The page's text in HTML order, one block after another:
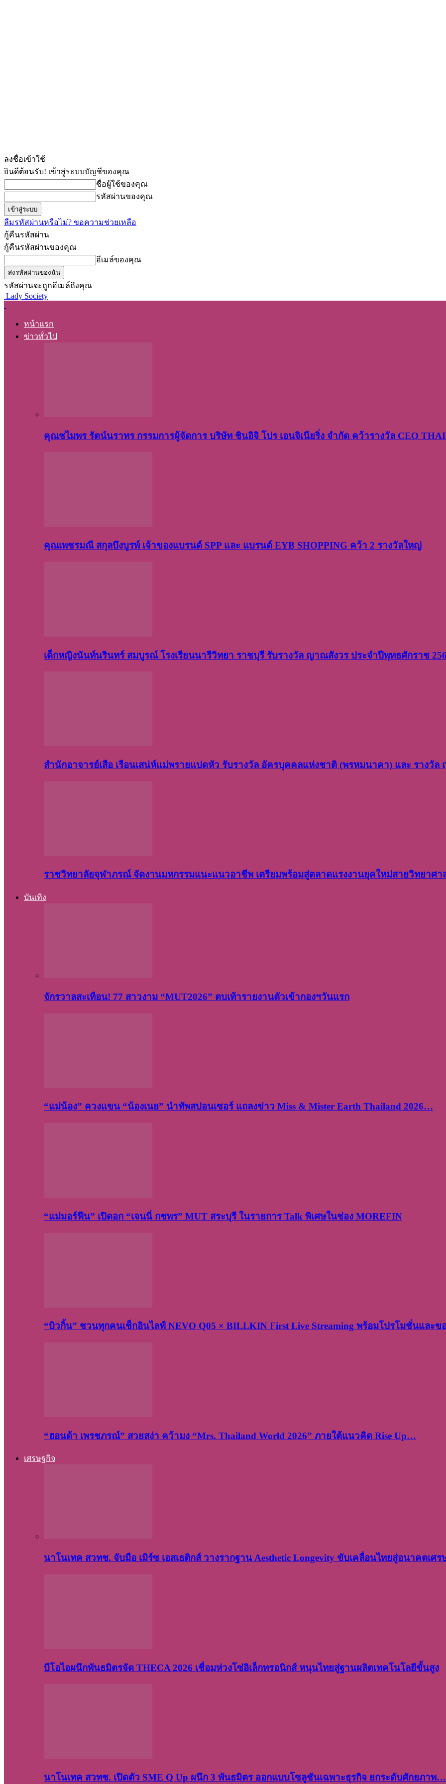
ลงชื่อเข้าใช้
ยินดีต้อนรับ! เข้าสู่ระบบบัญชีของคุณ
ชื่อผู้ใช้ของคุณ
รหัสผ่านของคุณ
ลืมรหัสผ่านหรือไม่? ขอความช่วยเหลือ
กู้คืนรหัสผ่าน
กู้คืนรหัสผ่านของคุณ
อีเมล์ของคุณ
รหัสผ่านจะถูกอีเมล์ถึงคุณ
Lady Society
หน้าแรก
ข่าวทั่วไป
คุณชไมพร​ รัตน์​นรา​ทร​ กรรมการ​ผู้จัดการ บริษัท​ ชินอิจิ​ โปร​ เอน​จิเนีย​ริ่ง​ จำกัด คว้ารางวัล CEO
คุณเพชรมณี สกุลบึงบูรพ์ เจ้าของแบรนด์ SPP และ แบรนด์ EYB SHOPPING คว้า 2 รางวัลใหญ่
เด็กหญิงนันท์นรินทร์ สมบูรณ์ โรงเรียนนารีวิทยา ราชบุรี รับรางวัล ญาณสังวร ประจำปีพุทธศักราช
สำนักอาจารย์เสือ เรือนเสน่ห์แม่พรายแปดหัว รับรางวัล อัครบุคคลแห่งชาติ (พรหมนาคา) และ รางวัล
ราชวิทยาลัยจุฬาภรณ์ จัดงานมหกรรมแนะแนวอาชีพ เตรียมพร้อมสู่ตลาดแรงงานยุคใหม่สายวิทยาศ
บันเทิง
จักรวาลสะเทือน! 77 สาวงาม “MUT2026” ตบเท้ารายงานตัวเข้ากองฯวันแรก
“แม่น้อง” ควงแขน “น้องเนย” นำทัพสปอนเซอร์ แถลงข่าว Miss & Mister Earth Thailand 2026…
“แม่มอร์ฟีน” เปิดอก “เจนนี่ กชพร” MUT สระบุรี ในรายการ Talk พิเศษในช่อง MOREFIN
“บิวกิ้น” ชวนทุกคนเช็กอินไลฟ์ NEVO Q05 × BILLKIN First Live Streaming พร้อมโปรโมชั่นและข
“ฮอนด้า เพรชภรณ์” สวยสง่า คว้ามง “Mrs. Thailand World 2026” ภายใต้แนวคิด Rise Up…
เศรษฐกิจ
นาโนเทค สวทช. จับมือ เมิร์ซ เอสเธติกส์ วางรากฐาน Aesthetic Longevity ขับเคลื่อนไทยสู่อนาคตเ
บีโอไอผนึกพันธมิตรจัด THECA 2026 เชื่อมห่วงโซ่อิเล็กทรอนิกส์ หนุนไทยสู่ฐานผลิตเทคโนโลยีขั้นสูง
นาโนเทค สวทช. เปิดตัว SME Q Up ผนึก 3 พันธมิตร ออกแบบโซลูชันเฉพาะธุรกิจ ยกระดับศักยภาพ…